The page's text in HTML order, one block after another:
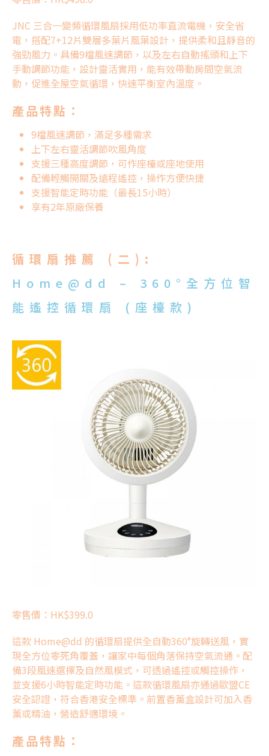
JNC 三合一變頻循環風扇採用低功率直流電機，安全省
電，搭配7+12片雙層多葉片風葉設計，提供柔和且靜音的
強勁風力。具備9檔風速調節，以及左右自動搖頭和上下
手動調節功能，設計靈活實用，能有效帶動房間空氣流
動，促進全屋空氣循環，快速平衡室內溫度。
產品特點：
9檔風速調節，滿足多種需求
上下左右靈活調節吹風角度
支援三種高度調節，可作座檯或座地使用
配備輕觸開關及遠程遙控，操作方便快捷
支援智能定時功能（最長15小時）
享有2年原廠保養
循環扇推薦 (二):
Home@dd – 360°全方位智
能遙控循環扇 (座檯款)
零售價：HK$399.0
這款 Home@dd 的循環扇提供全自動360°旋轉送風，實
現全方位零死角覆蓋，讓家中每個角落保持空氣流通。配
備3段風速選擇及自然風模式，可透過遙控或觸控操作，
並支援6小時智能定時功能。這款循環風扇亦通過歐盟CE
安全認證，符合香港安全標準。前置香薰盒設計可加入香
薰或精油，營造舒適環境。
產品特點：